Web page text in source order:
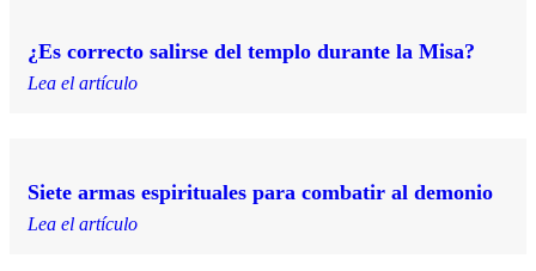
¿Es correcto salirse del templo durante la Misa?
Lea el artículo
Siete armas espirituales para combatir al demonio
Lea el artículo